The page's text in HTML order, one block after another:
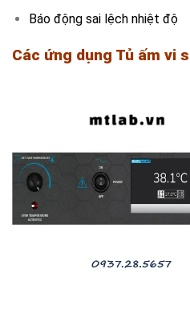
Báo động sai lệch nhiệt độ
Các ứng dụng Tủ ấm vi